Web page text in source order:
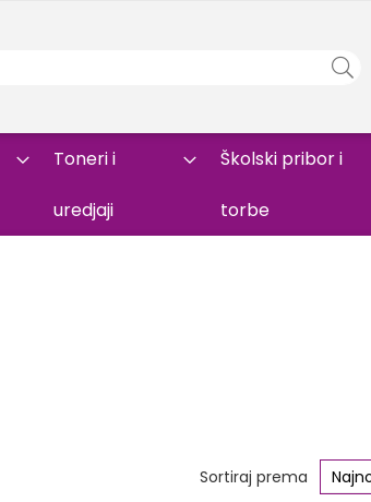
Toneri i
uredjaji
Školski pribor i
torbe
Sortiraj prema